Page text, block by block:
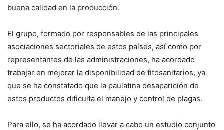
buena calidad en la producción.
El grupo, formado por responsables de las principales
asociaciones sectoriales de estos países, así como por
representantes de las administraciones, ha acordado
trabajar en mejorar la disponibilidad de fitosanitarios, ya
que se ha constatado que la paulatina desaparición de
estos productos dificulta el manejo y control de plagas.
Para ello, se ha acordado llevar a cabo un estudio conjunto